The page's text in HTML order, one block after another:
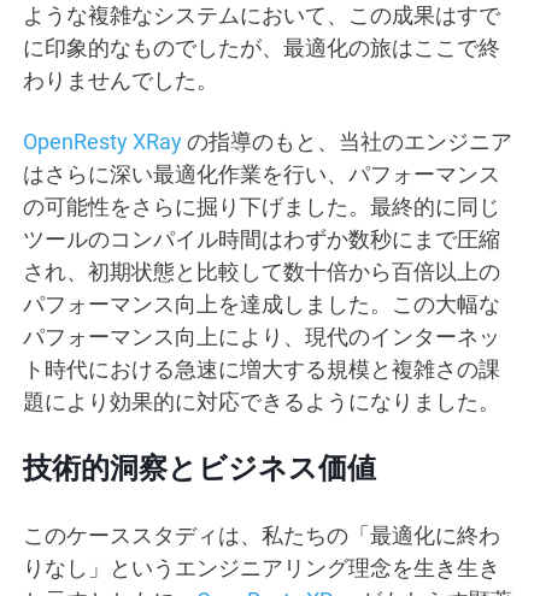
ような複雑なシステムにおいて、この成果はすで
に印象的なものでしたが、最適化の旅はここで終
わりませんでした。
OpenResty XRayの指導のもと、当社のエンジニア
はさらに深い最適化作業を行い、パフォーマンス
の可能性をさらに掘り下げました。最終的に同じ
ツールのコンパイル時間はわずか数秒にまで圧縮
され、初期状態と比較して数十倍から百倍以上の
パフォーマンス向上を達成しました。この大幅な
パフォーマンス向上により、現代のインターネッ
ト時代における急速に増大する規模と複雑さの課
題により効果的に対応できるようになりました。
技術的洞察とビジネス価値
このケーススタディは、私たちの「最適化に終わ
りなし」というエンジニアリング理念を生き生き